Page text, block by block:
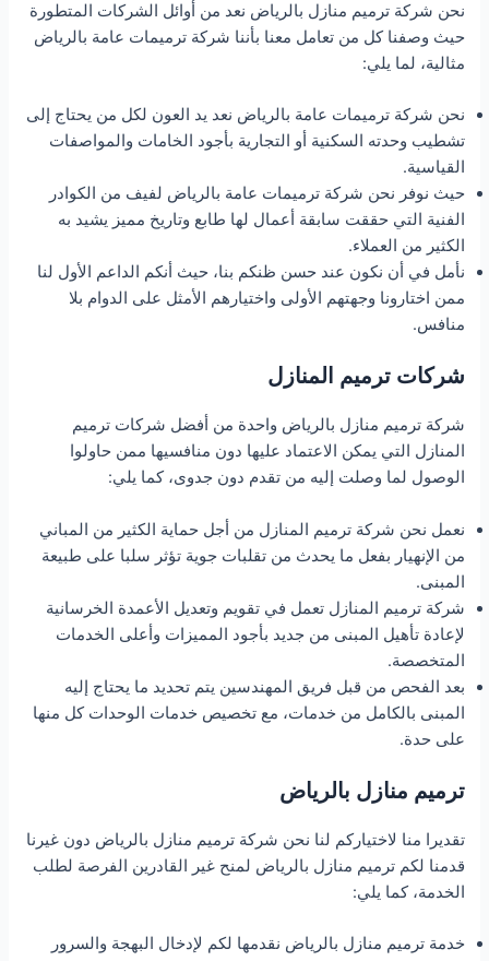
نحن شركة ترميم منازل بالرياض نعد من أوائل الشركات المتطورة
حيث وصفنا كل من تعامل معنا بأننا شركة ترميمات عامة بالرياض
مثالية، لما يلي:
نحن شركة ترميمات عامة بالرياض نعد يد العون لكل من يحتاج إلى
تشطيب وحدته السكنية أو التجارية بأجود الخامات والمواصفات
القياسية.
حيث نوفر نحن شركة ترميمات عامة بالرياض لفيف من الكوادر
الفنية التي حققت سابقة أعمال لها طابع وتاريخ مميز يشيد به
الكثير من العملاء.
نأمل في أن نكون عند حسن ظنكم بنا، حيث أنكم الداعم الأول لنا
ممن اختارونا وجهتهم الأولى واختيارهم الأمثل على الدوام بلا
منافس.
شركات ترميم المنازل
شركة ترميم منازل بالرياض واحدة من أفضل شركات ترميم
المنازل التي يمكن الاعتماد عليها دون منافسيها ممن حاولوا
الوصول لما وصلت إليه من تقدم دون جدوى، كما يلي:
نعمل نحن شركة ترميم المنازل من أجل حماية الكثير من المباني
من الإنهيار بفعل ما يحدث من تقلبات جوية تؤثر سلبا على طبيعة
المبنى.
شركة ترميم المنازل تعمل في تقويم وتعديل الأعمدة الخرسانية
لإعادة تأهيل المبنى من جديد بأجود المميزات وأعلى الخدمات
المتخصصة.
بعد الفحص من قبل فريق المهندسين يتم تحديد ما يحتاج إليه
المبنى بالكامل من خدمات، مع تخصيص خدمات الوحدات كل منها
على حدة.
ترميم منازل بالرياض
تقديرا منا لاختياركم لنا نحن شركة ترميم منازل بالرياض دون غيرنا
قدمنا لكم ترميم منازل بالرياض لمنح غير القادرين الفرصة لطلب
الخدمة، كما يلي:
خدمة ترميم منازل بالرياض نقدمها لكم لإدخال البهجة والسرور